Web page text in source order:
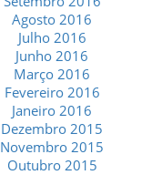
Agosto 2016
Julho 2016
Junho 2016
Março 2016
Fevereiro 2016
Janeiro 2016
Dezembro 2015
Novembro 2015
Outubro 2015